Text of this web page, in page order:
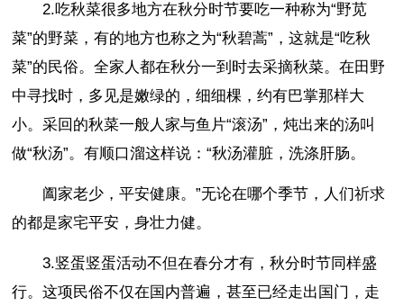
2.吃秋菜很多地方在秋分时节要吃一种称为“野苋
菜”的野菜，有的地方也称之为“秋碧蒿”，这就是“吃秋
菜”的民俗。全家人都在秋分一到时去采摘秋菜。在田野
中寻找时，多见是嫩绿的，细细棵，约有巴掌那样大
小。采回的秋菜一般人家与鱼片“滚汤”，炖出来的汤叫
做“秋汤”。有顺口溜这样说：“秋汤灌脏，洗涤肝肠。
阖家老少，平安健康。”无论在哪个季节，人们祈求
的都是家宅平安，身壮力健。
3.竖蛋竖蛋活动不但在春分才有，秋分时节同样盛
行。这项民俗不仅在国内普遍，甚至已经走出国门，走